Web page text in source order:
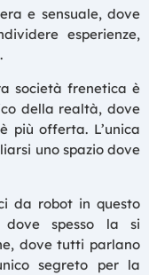
e sensuale, dove
esperienze,
società frenetica è
della realtà, dove
più offerta. L’unica
uno spazio dove
da robot in questo
spesso la si
dove tutti parlano
segreto per la